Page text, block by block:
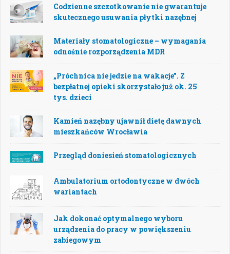
Codzienne szczotkowanie nie gwarantuje
skutecznego usuwania płytki nazębnej
Materiały stomatologiczne – wymagania
odnośnie rozporządzenia MDR
„Próchnica nie jedzie na wakacje”. Z
bezpłatnej opieki skorzystało już ok. 25
tys. dzieci
Kamień nazębny ujawnił dietę dawnych
mieszkańców Wrocławia
Przegląd doniesień stomatologicznych
Ambulatorium ortodontyczne w dwóch
wariantach
Jak dokonać optymalnego wyboru
urządzenia do pracy w powiększeniu
zabiegowym